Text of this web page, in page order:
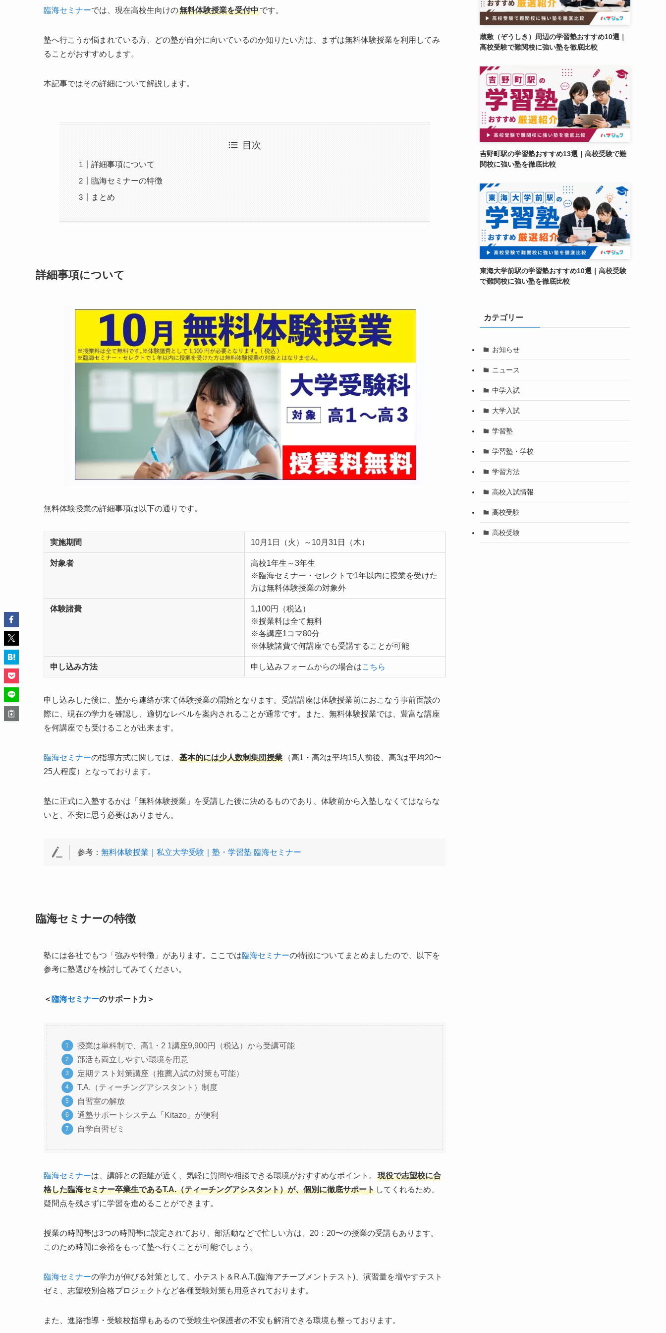
臨海セミナーでは、現在高校生向けの無料体験授業を受付中です。
塾へ行こうか悩まれている方、どの塾が自分に向いているのか知りたい方は、まずは無料体験授業を利用してみ
ることがおすすめします。
本記事ではその詳細について解説します。
目次
詳細事項について
臨海セミナーの特徴
まとめ
詳細事項について
無料体験授業の詳細事項は以下の通りです。
実施期間 10月1日（火）～10月31日（木）
対象者
高校1年生～3年生
※臨海セミナー・セレクトで1年以内に授業を受けた
方は無料体験授業の対象外
体験諸費
1,100円（税込）
※授業料は全て無料
※各講座1コマ80分
※体験諸費で何講座でも受講することが可能
申し込み方法 申し込みフォームからの場合はこちら
申し込みした後に、塾から連絡が来て体験授業の開始となります。受講講座は体験授業前におこなう事前面談の
際に、現在の学力を確認し、適切なレベルを案内されることが通常です。また、無料体験授業では、豊富な講座
を何講座でも受けることが出来ます。
臨海セミナーの指導方式に関しては、 基本的には少人数制集団授業
（高1・高2は平均15人前後、高3は平均20〜
25人程度）となっております。
塾に正式に入塾するかは「無料体験授業」を受講した後に決めるものであり、体験前から入塾しなくてはならな
いと、不安に思う必要はありません。
参考： 無料体験授業｜私立大学受験｜塾・学習塾 臨海セミナー
臨海セミナーの特徴
塾には各社でもつ「強みや特徴」があります。ここでは臨海セミナーの特徴についてまとめましたので、以下を
参考に塾選びを検討してみてください。
＜ 臨海セミナーのサポート力＞
授業は単科制で、高1・2 1講座9,900円（税込）から受講可能
部活も両立しやすい環境を用意
定期テスト対策講座（推薦入試の対策も可能）
T.A.（ティーチングアシスタント）制度
自習室の解放
通塾サポートシステム「Kitazo」が便利
自学自習ゼミ
臨海セミナーは、講師との距離が近く、気軽に質問や相談できる環境がおすすめなポイント。
現役で志望校に合
格した臨海セミナー卒業生であるT.A.（ティーチングアシスタント）が、個別に徹底サポート してくれるため、
疑問点を残さずに学習を進めることができます。
授業の時間帯は3つの時間帯に設定されており、部活動などで忙しい方は、20：20〜の授業の受講もあります。
このため時間に余裕をもって塾へ行くことが可能でしょう。
臨海セミナーの学力が伸びる対策として、小テスト＆R.A.T.(臨海アチーブメントテスト)、演習量を増やすテスト
ゼミ、志望校別合格プロジェクトなど各種受験対策も用意されております。
また、進路指導・受験校指導もあるので受験生や保護者の不安も解消できる環境も整っております。
蔵敷（ぞうしき）周辺の学習塾おすすめ10選｜
高校受験で難関校に強い塾を徹底比較
吉野町駅の学習塾おすすめ13選｜高校受験で難
関校に強い塾を徹底比較
東海大学前駅の学習塾おすすめ10選｜高校受験
で難関校に強い塾を徹底比較
カテゴリー
お知らせ
ニュース
中学入試
大学入試
学習塾
学習塾・学校
学習方法
高校入試情報
高校受験
高校受験